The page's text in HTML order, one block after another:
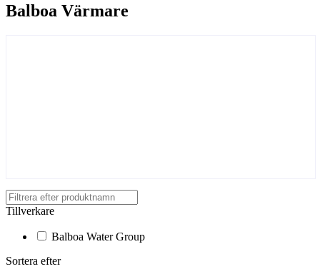
Balboa Värmare
Tillverkare
Balboa Water Group
Sortera efter